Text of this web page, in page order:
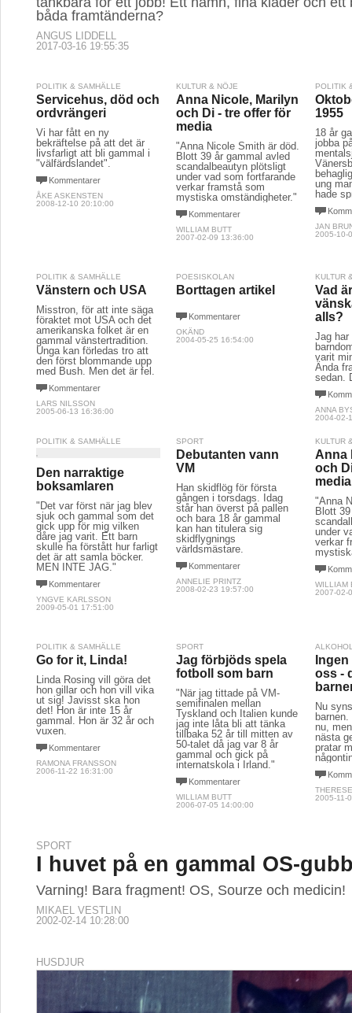
båda framtänderna?
ANGUS LIDDELL
2017-03-16 19:55:35
POLITIK & SAMHÄLLE
Servicehus, död och
ordvrängeri
Vi har fått en ny
bekräftelse på att det är
livsfarligt att bli gammal i
"välfärdslandet".
Kommentarer
ÅKE ASKENSTEN
2008-12-10 20:10:00
KULTUR & NÖJE
Anna Nicole, Marilyn
och Di - tre offer för
media
"Anna Nicole Smith är död.
Blott 39 år gammal avled
scandalbeautyn plötsligt
under vad som fortfarande
verkar framstå som
mystiska omständigheter."
Kommentarer
WILLIAM BUTT
2007-02-09 13:36:00
POLITIK
1955
18 år
jobba
ung
hade
JAN
2005-10-
POLITIK & SAMHÄLLE
Vänstern och USA
Misstron, för att inte säga
föraktet mot USA och det
amerikanska folket är en
gammal vänstertradition.
Unga kan förledas tro att
den först blommande upp
med Bush. Men det är fel.
Kommentarer
LARS NILSSON
2005-06-13 16:36:00
POESISKOLAN
Borttagen artikel
Kommentarer
OKÄND
2004-05-25 16:54:00
KULTUR
Vad
alls?
Jag har
varit
Ända
sedan.
ANNA
2004-02-
POLITIK & SAMHÄLLE
Den narraktige
boksamlaren
"Det var först när jag blev
sjuk och gammal som det
gick upp för mig vilken
dåre jag varit. Ett barn
skulle ha förstått hur farligt
det är att samla böcker.
MEN INTE JAG."
Kommentarer
YNGVE KARLSSON
2009-05-01 17:51:00
SPORT
Debutanten vann
VM
Han skidflög för första
gången i torsdags. Idag
står han överst på pallen
och bara 18 år gammal
kan han titulera sig
skidflygnings
världsmästare.
Kommentarer
ANNELIE PRINTZ
2008-02-23 19:57:00
KULTUR
Anna
och
media
"Anna
Blott
under
verkar
WILLIAM
2007-02-
POLITIK & SAMHÄLLE
Go for it, Linda!
Linda Rosing vill göra det
hon gillar och hon vill vika
ut sig! Javisst ska hon
det! Hon är inte 15 år
gammal. Hon är 32 år och
vuxen.
Kommentarer
RAMONA FRANSSON
2006-11-22 16:31:00
SPORT
Jag förbjöds spela
fotboll som barn
"När jag tittade på VM-
semifinalen mellan
Tyskland och Italien kunde
jag inte låta bli att tänka
tillbaka 52 år till mitten av
50-talet då jag var 8 år
gammal och gick på
internatskola i Irland."
Kommentarer
WILLIAM BUTT
2006-07-05 14:00:00
oss -
Nu
nu,
nästa
pratar
2005-11-
SPORT
I huvet på en gammal OS-
Varning! Bara fragment! OS, Sourze och medicin!
MIKAEL VESTLIN
2002-02-14 10:28:00
HUSDJUR